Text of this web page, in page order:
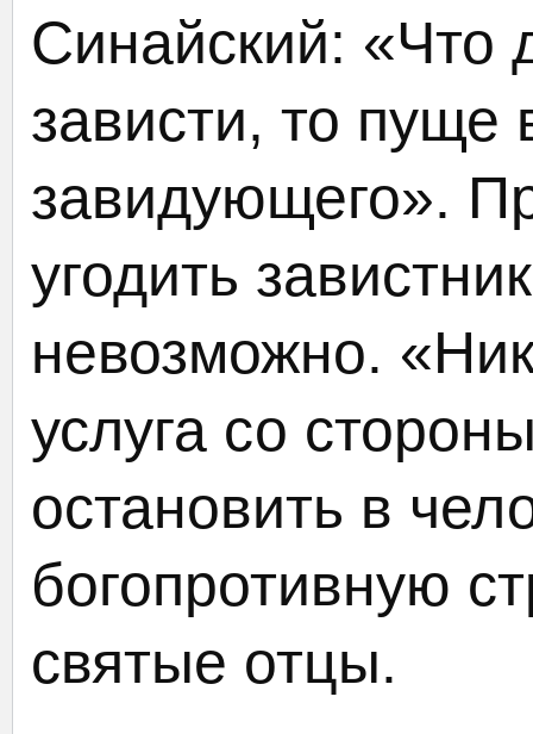
Синайский: «Что
зависти, то пуще
завидующего».
угодить
невозможно.
услуга со
остановить в
богопротивную
святые отцы.